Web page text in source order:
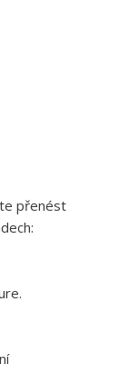
přenést